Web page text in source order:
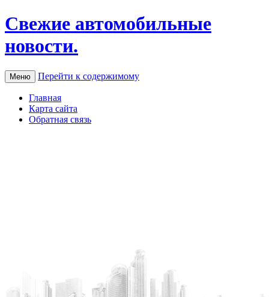
Свежие автомобильные
новости.
Меню Перейти к содержимому
Главная
Карта сайта
Обратная связь